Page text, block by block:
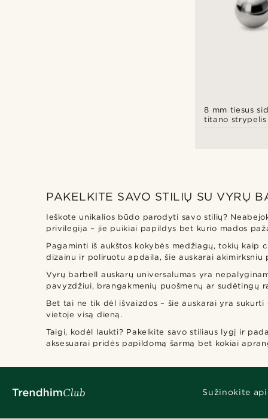
8 mm tiesus
titano strypelis
PAKELKITE SAVO STILIŲ SU VYRŲ
Ieškote unikalios būdo parodyti savo stilių?
privilegija – jie puikiai papildys bet kurio mados
Pagaminti iš aukštos kokybės medžiagų, tokių kaip
dizainu ir poliruotu apdaila, šie auskarai
Vyrų barbell auskarų universalumas yra
pavyzdžiui, brangakmenių puošmenų ar sudėtingų
Bet tai ne tik dėl išvaizdos – šie auskarai yra
vietoje visą dieną.
Taigi, kodėl laukti? Pakelkite savo stiliaus lygį ir
aksesuarai pridės papildomą šarmą bet kokiai
Sužinokite